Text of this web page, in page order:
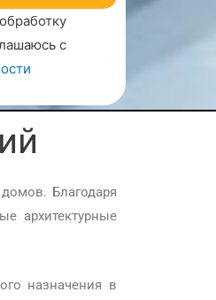
с
Благодаря
архитектурные
назначения в